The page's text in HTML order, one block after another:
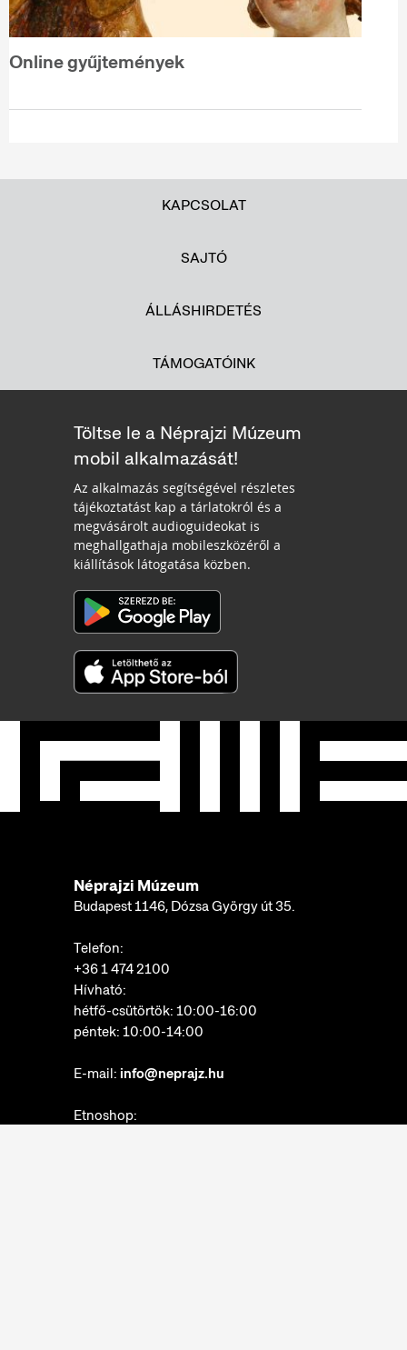
Online gyűjtemények
KAPCSOLAT
SAJTÓ
ÁLLÁSHIRDETÉS
TÁMOGATÓINK
Töltse le a Néprajzi Múzeum
mobil alkalmazását!
Az alkalmazás segítségével részletes
tájékoztatást kap a tárlatokról és a
megvásárolt audioguideokat is
meghallgathaja mobileszközéről a
kiállítások látogatása közben.
Néprajzi Múzeum
Budapest 1146, Dózsa György út 35.
Telefon:
+36 1 474 2100
Hívható:
hétfő-csütörtök: 10:00-16:00
péntek: 10:00-14:00
E-mail: info@neprajz.hu
Etnoshop: